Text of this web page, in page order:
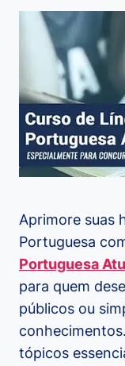
Aprimore suas
Portuguesa
Portuguesa
para quem
públicos ou
tópicos